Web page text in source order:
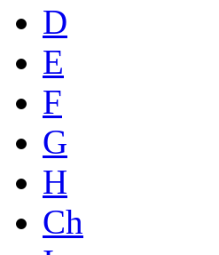
D
E
F
G
H
Ch